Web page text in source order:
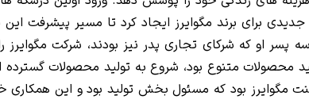
برای برند مگوایرز ایجاد کرد تا مسیر پیشرفت این
هموار شود. هنگامی که فرانک مگوایرز کوچک در سال 1950 فوت کرد، سه پسر او که شرکای تجاری پدر نیز
محصولات متنوع بود، شروع به تولید محصولات
کنت مگوایرز بود که مسئول بخش تولید بود و این